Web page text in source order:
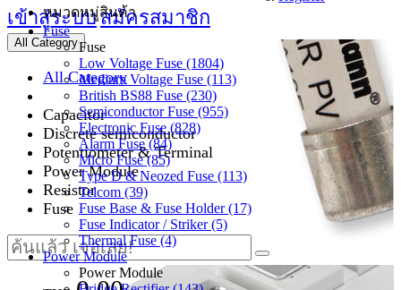
เข้าสู่ระบบสมัครสมาชิก
All Category
All Category
Capacitor
Discrete semiconductor
Potentiometer & Terminal
Power Module
Resistor
Fuse
หมวดหมู่สินค้า
Fuse
Fuse
Low Voltage Fuse (1804)
Medium Voltage Fuse (113)
British BS88 Fuse (230)
Semiconductor Fuse (955)
Electronic Fuse (828)
Alarm Fuse (84)
Micro Fuse (85)
Type D & Neozed Fuse (113)
Telcom (39)
Fuse Base & Fuse Holder (17)
Fuse Indicator / Striker (5)
Thermal Fuse (4)
Power Module
Power Module